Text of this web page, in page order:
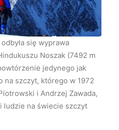
się wyprawa
Noszak (7492 m
jedynego jak
na szczyt, którego w 1972
i Andrzej Zawada,
ludzie na świecie szczyt